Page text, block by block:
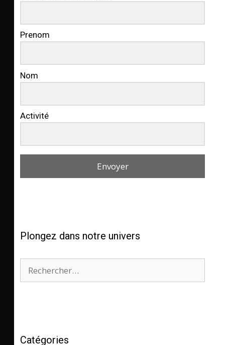
Prenom
Nom
Activité
Envoyer
Plongez dans notre univers
Catégories